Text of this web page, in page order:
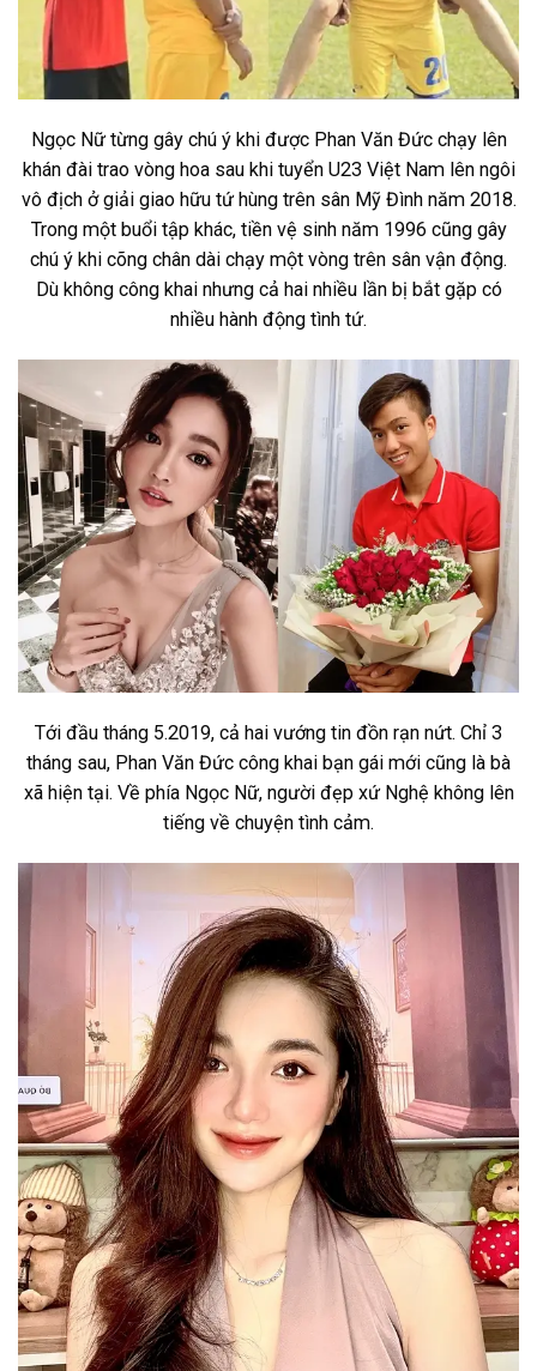
Ngọc Nữ từng gây chú ý khi được Phan Văn Đức chạy lên
khán đài trao vòng hoa sau khi tuyển U23 Việt Nam lên ngôi
vô địch ở giải giao hữu tứ hùng trên sân Mỹ Đình năm 2018.
Trong một buổi tập khác, tiền vệ sinh năm 1996 cũng gây
chú ý khi cõng chân dài chạy một vòng trên sân vận động.
Dù không công khai nhưng cả hai nhiều lần bị bắt gặp có
nhiều hành động tình tứ.
Tới đầu tháng 5.2019, cả hai vướng tin đồn rạn nứt. Chỉ 3
tháng sau, Phan Văn Đức công khai bạn gái mới cũng là bà
xã hiện tại. Về phía Ngọc Nữ, người đẹp xứ Nghệ không lên
tiếng về chuyện tình cảm.